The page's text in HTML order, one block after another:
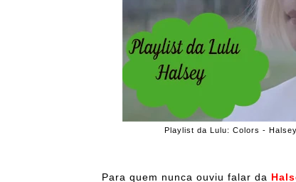
Playlist da Lulu: Colors -
Para quem nunca ouviu falar da